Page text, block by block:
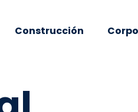
Construcción